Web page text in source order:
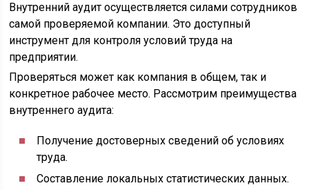
Внутренний аудит осуществляется силами сотрудников
самой проверяемой компании. Это доступный
инструмент для контроля условий труда на
предприятии.
Проверяться может как компания в общем, так и
конкретное рабочее место. Рассмотрим преимущества
внутреннего аудита:
Получение достоверных сведений об условиях
труда.
Составление локальных статистических данных.